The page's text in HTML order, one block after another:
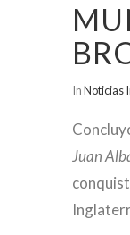
InNoticias
Juan